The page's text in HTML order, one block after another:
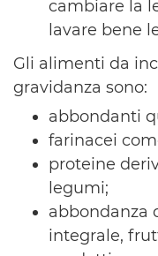
cambiare la
lavare bene
Gli alimenti da
gravidanza sono:
abbondanti
farinacei
proteine
legumi;
abbondanza
integrale,